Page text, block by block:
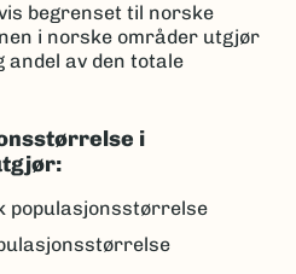
begrenset til norske
i norske områder utgjør
andel av den totale
i
populasjonsstørrelse